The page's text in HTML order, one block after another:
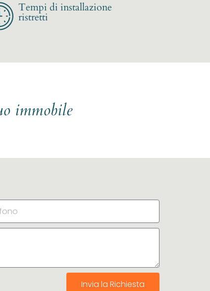
Tempi di installazione
ristretti
immobile
Invia la Richiesta